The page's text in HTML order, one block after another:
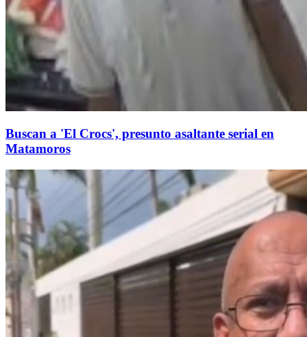
Buscan a 'El Crocs', presunto asaltante serial en
Matamoros